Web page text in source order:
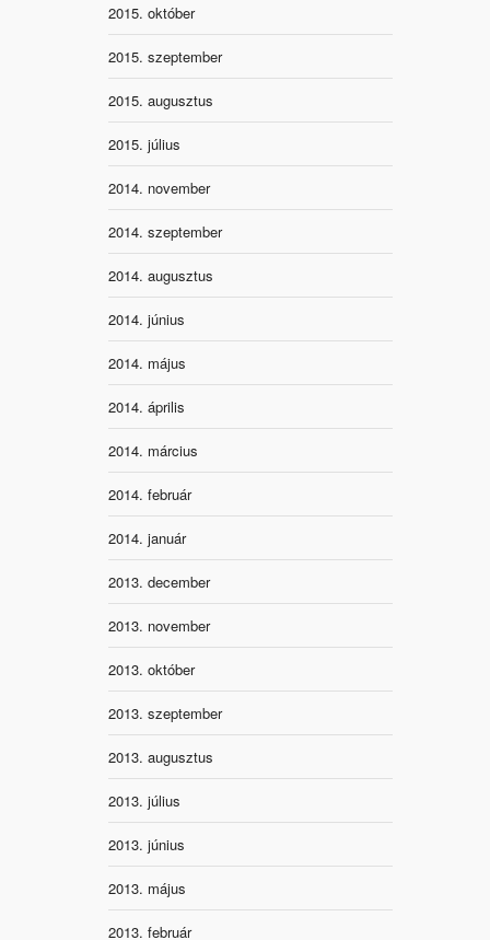
2015. október
2015. szeptember
2015. augusztus
2015. július
2014. november
2014. szeptember
2014. augusztus
2014. június
2014. május
2014. április
2014. március
2014. február
2014. január
2013. december
2013. november
2013. október
2013. szeptember
2013. augusztus
2013. július
2013. június
2013. május
2013. február